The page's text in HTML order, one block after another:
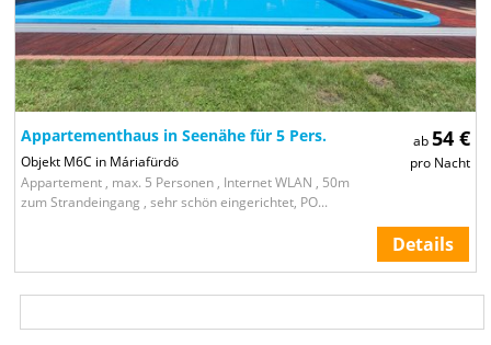
ab54 €
pro Nacht
Appartementhaus in Seenähe für 5 Pers.
Objekt M6C in Máriafürdö
Appartement , max. 5 Personen , Internet WLAN , 50m
zum Strandeingang , sehr schön eingerichtet, PO...
Details